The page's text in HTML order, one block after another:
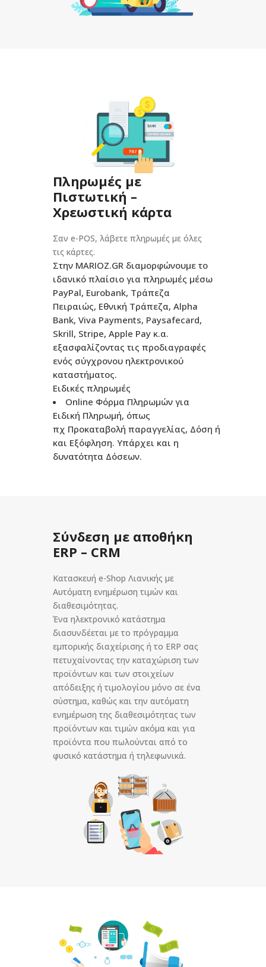
Πληρωμές με
Πιστωτική –
Χρεωστική κάρτα
Σαν e-POS, λάβετε πληρωμές με όλες
τις κάρτες.
Στην MARIOZ.GR διαμορφώνουμε το
ιδανικό πλαίσιο για πληρωμές μέσω
PayPal, Eurobank, Τράπεζα
Πειραιώς, Εθνική Τράπεζα, Alpha
Bank, Viva Payments, Paysafecard,
Skrill, Stripe, Apple Pay κ.α.
εξασφαλίζοντας τις προδιαγραφές
ενός σύγχρονου ηλεκτρονικού
καταστήματος.
Ειδικές πληρωμές
Online Φόρμα Πληρωμών για
Ειδική Πληρωμή, όπως
πχ Προκαταβολή παραγγελίας, Δόση ή
και Εξόφληση. Υπάρχει και η
δυνατότητα Δόσεων.
Σύνδεση με αποθήκη
ERP – CRM
Κατασκευή e-Shop Λιανικής με
Αυτόματη ενημέρωση τιμών και
διαθεσιμότητας.
Ένα ηλεκτρονικό κατάστημα
διασυνδέεται με το πρόγραμμα
εμπορικής διαχείρισης ή το ERP σας
πετυχαίνοντας την καταχώριση των
προϊόντων και των στοιχείων
απόδειξης ή τιμολογίου μόνο σε ένα
σύστημα, καθώς και την αυτόματη
ενημέρωση της διαθεσιμότητας των
προϊόντων και τιμών ακόμα και για
προϊόντα που πωλούνται από το
φυσικό κατάστημα ή τηλεφωνικά.